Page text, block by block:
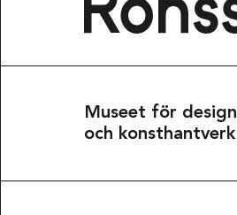
Museet för design
och konsthantverk